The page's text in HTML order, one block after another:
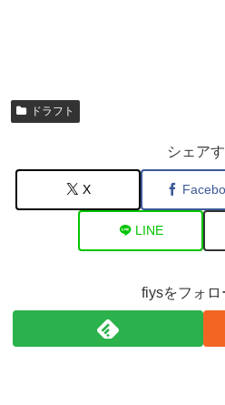
ドラフト
シェア
X
LINE
fiysをフォロ